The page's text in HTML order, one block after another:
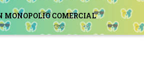
MONOPOLIO COMERCIAL